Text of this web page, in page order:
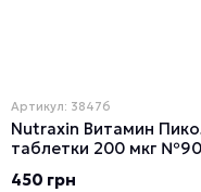
Артикул: 38476
Nutraxin Витамин
таблетки 200 мкг №90
450 грн